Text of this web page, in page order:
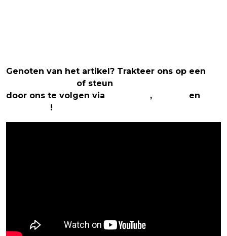
Genoten van het artikel? Trakteer ons op een
of steun
door ons te volgen via
,
en
!